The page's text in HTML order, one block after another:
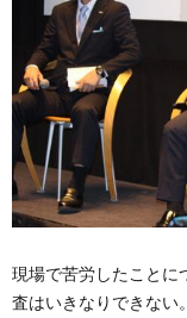
現場で苦労したことに
査はいきなりできない